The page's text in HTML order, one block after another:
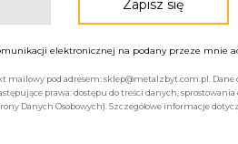
elektronicznej na podany przeze mnie
mailowy pod adresem: sklep@metalzbyt.com.pl.
prawa: dostępu do treści danych,
Danych Osobowych). Szczegółowe informacje